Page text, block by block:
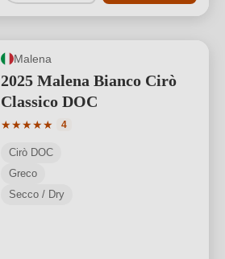
Malena
2025 Malena Bianco Cirò
Classico DOC
★★★★★
Valutazione media di 5 su 5 stelle
4
Cirò DOC
Greco
Secco / Dry